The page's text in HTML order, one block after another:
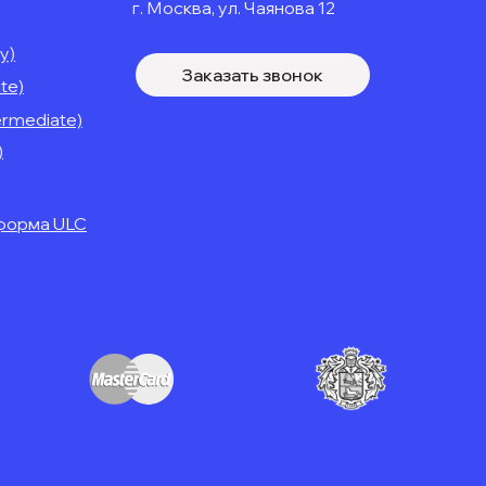
ULC
г. Москва, ул. Чаянова 12
Заказать звонок